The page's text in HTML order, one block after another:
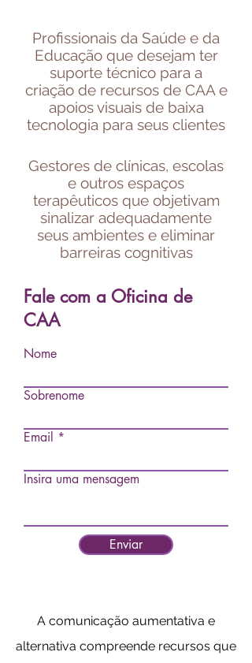
Profissionais da Saúde e da
Educação que desejam ter
suporte técnico para a
criação de recursos de CAA e
apoios visuais de baixa
tecnologia para seus clientes
Gestores de clínicas, escolas
e outros espaços
terapêuticos que objetivam
sinalizar adequadamente
seus ambientes e eliminar
barreiras cognitivas
Fale com a Oficina de
CAA
Nome
Sobrenome
Email
Insira uma mensagem
Enviar
A comunicação aumentativa e
alternativa compreende recursos que